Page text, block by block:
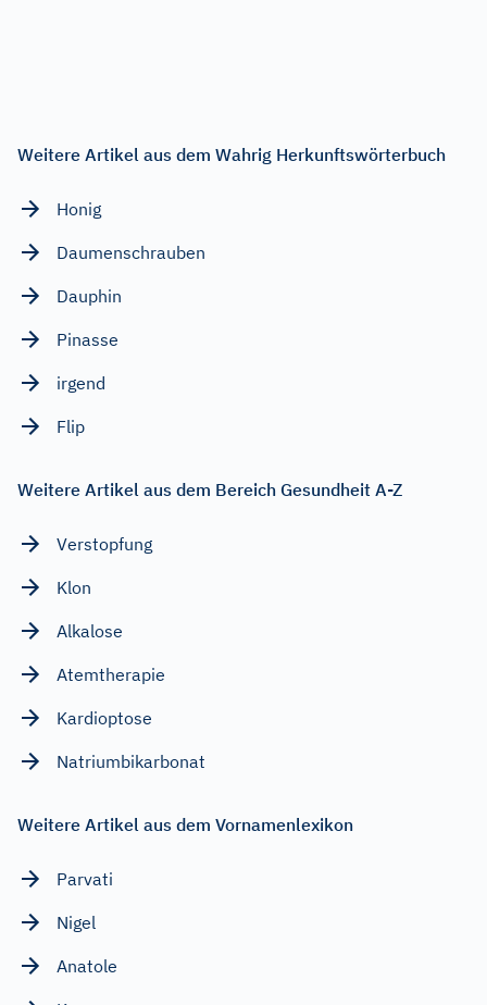
Weitere Artikel aus dem Wahrig Herkunftswörterbuch
Honig
Daumenschrauben
Dauphin
Pinasse
irgend
Flip
Weitere Artikel aus dem Bereich Gesundheit A-Z
Verstopfung
Klon
Alkalose
Atemtherapie
Kardioptose
Natriumbikarbonat
Weitere Artikel aus dem Vornamenlexikon
Parvati
Nigel
Anatole